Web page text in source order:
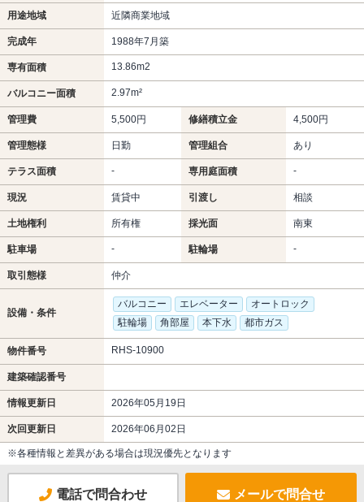
用途地域 近隣商業地域
完成年 1988年7月築
専有面積 13.86m2
バルコニー面積 2.97m²
管理費 5,500円 修繕積立金 4,500円
管理態様 日勤 管理組合 あり
テラス面積 - 専用庭面積 -
現況 賃貸中 引渡し 相談
土地権利 所有権 採光面 南東
駐車場 - 駐輪場 -
取引態様 仲介
設備・条件
バルコニー エレベーター
オートロック
駐輪場
角部屋 本下水 都市ガス
物件番号 RHS-10900
建築確認番号
情報更新日 2026年05月19日
次回更新日 2026年06月02日
※各種情報と差異がある場合は現況優先となります
電話で問合わせ メールで問合せ